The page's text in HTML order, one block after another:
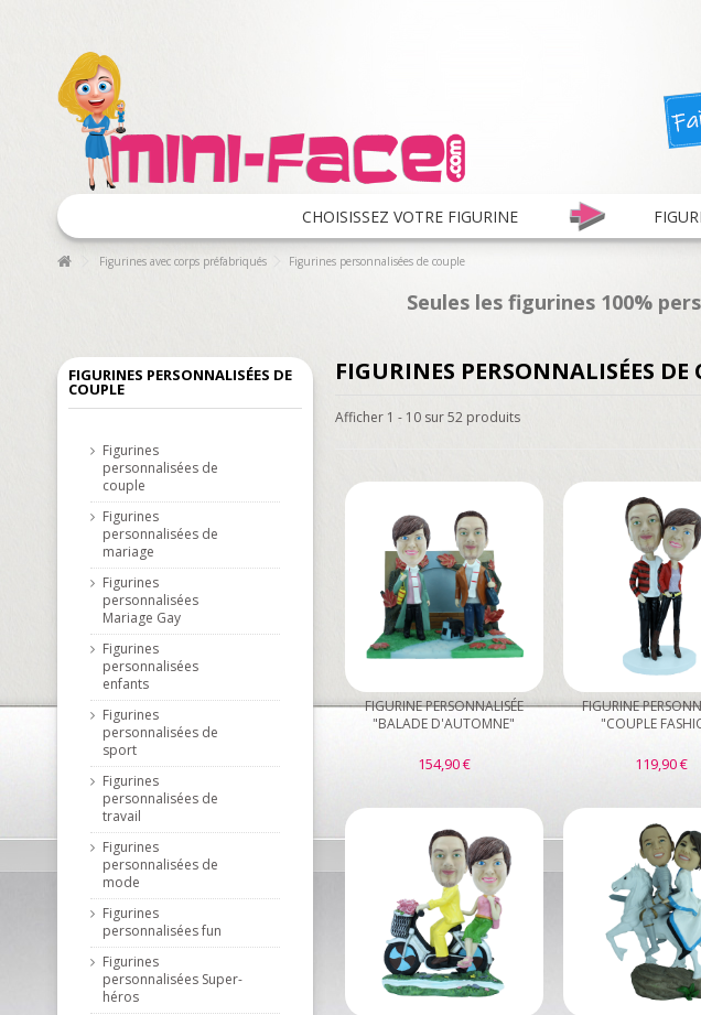
CHOISISSEZ VOTRE FIGURINE
Figurines avec corps préfabriqués Figurines personnalisées de couple
Seules les figurines 100%
FIGURINES PERSONNALISÉES DE
COUPLE
Figurines
personnalisées de
couple
Figurines
personnalisées de
mariage
Figurines
personnalisées
Mariage Gay
Figurines
personnalisées
enfants
Figurines
personnalisées de
sport
Figurines
personnalisées de
travail
Figurines
personnalisées de
mode
Figurines
personnalisées fun
Figurines
personnalisées Super-
héros
FIGURINES PERSONNALISÉES DE
Afficher 1 - 10 sur 52 produits
FIGURINE PERSONNALISÉE
"BALADE D'AUTOMNE"
154,90 €
FIGURINE
"COUPLE
119,90 €